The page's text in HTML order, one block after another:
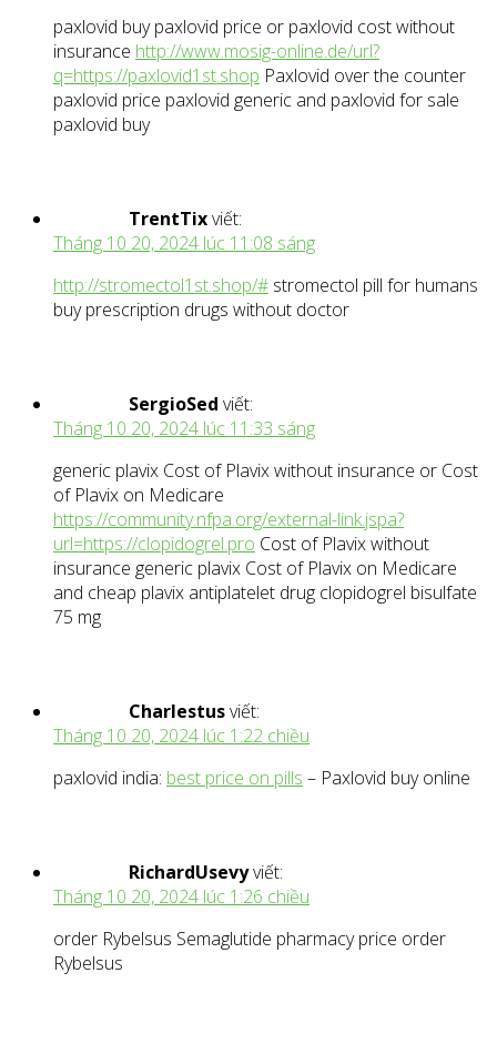
paxlovid buy paxlovid price or paxlovid cost without
insurance http://www.mosig-online.de/url?
q=https://paxlovid1st.shop Paxlovid over the counter
paxlovid price paxlovid generic and paxlovid for sale
paxlovid buy
TrentTixviết:
Tháng 10 20, 2024 lúc 11:08 sáng
http://stromectol1st.shop/# stromectol pill for humans
buy prescription drugs without doctor
SergioSed viết:
Tháng 10 20, 2024 lúc 11:33 sáng
generic plavix Cost of Plavix without insurance or Cost
of Plavix on Medicare
https://community.nfpa.org/external-link.jspa?
url=https://clopidogrel.pro Cost of Plavix without
insurance generic plavix Cost of Plavix on Medicare
and cheap plavix antiplatelet drug clopidogrel bisulfate
75 mg
Charlestusviết:
Tháng 10 20, 2024 lúc 1:22 chiều
paxlovid india: best price on pills – Paxlovid buy online
RichardUsevyviết:
Tháng 10 20, 2024 lúc 1:26 chiều
order Rybelsus Semaglutide pharmacy price order
Rybelsus